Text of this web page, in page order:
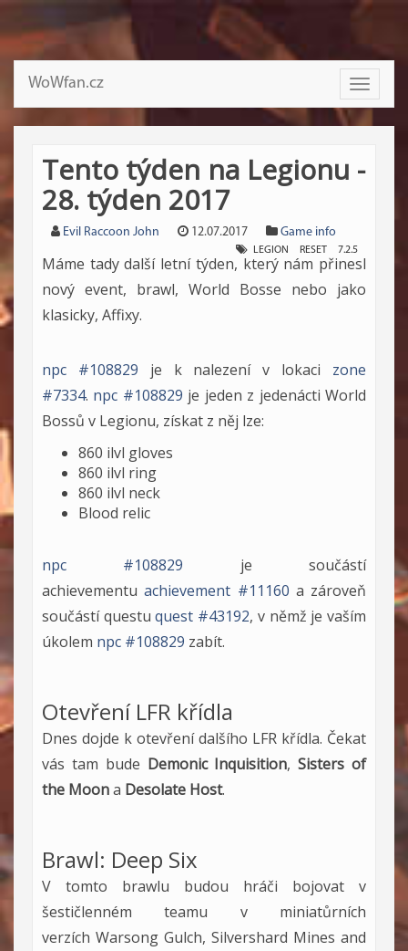
Toggle
WoWfan.cz
Tento týden na Legionu -
28. týden 2017
Evil Raccoon John 12.07.2017 Game info
LEGION RESET 7.2.5
Máme tady další letní týden, který nám přinesl
nový event, brawl, World Bosse nebo jako
klasicky, Affixy.
npc #108829 je k nalezení v lokaci zone
#7334. npc #108829 je jeden z jedenácti World
Bossů v Legionu, získat z něj lze:
860 ilvl gloves
860 ilvl ring
860 ilvl neck
Blood relic
npc #108829 je součástí
achievementuachievement #11160 a zároveň
součástí questuquest #43192, v němž je vaším
úkolem npc #108829 zabít.
Otevření LFR křídla
Dnes dojde k otevření dalšího LFR křídla. Čekat
vás tam bude Demonic Inquisition,Sisters of
the Moona Desolate Host.
Brawl: Deep Six
V tomto brawlu budou hráči bojovat v
šestičlenném teamu v miniatůrních
verzích Warsong Gulch, Silvershard Mines and